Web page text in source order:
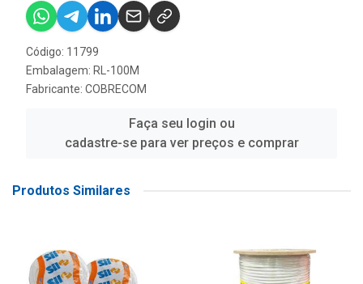
Código: 11799
Embalagem: RL-100M
Fabricante: COBRECOM
Faça seu login ou
cadastre-se para ver preços e comprar
Produtos Similares